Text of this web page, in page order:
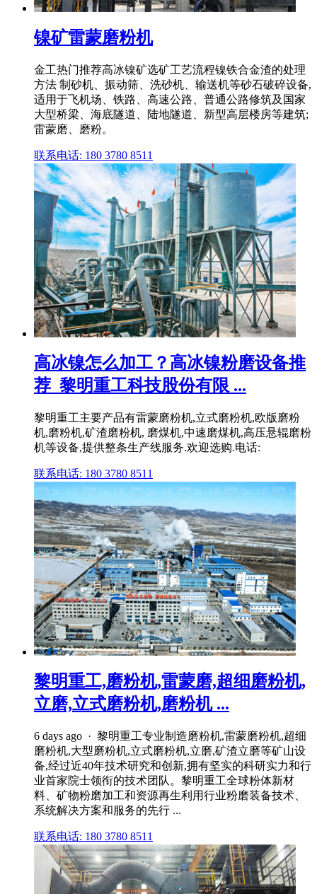
镍矿雷蒙磨粉机
金工热门推荐高冰镍矿选矿工艺流程镍铁合金渣的处理
方法 制砂机、振动筛、洗砂机、输送机等砂石破碎设备,
适用于飞机场、铁路、高速公路、普通公路修筑及国家
大型桥梁、海底隧道、陆地隧道、新型高层楼房等建筑;
雷蒙磨、磨粉。
联系电话: 180 3780 8511
高冰镍怎么加工？高冰镍粉磨设备推
荐_黎明重工科技股份有限 ...
黎明重工主要产品有雷蒙磨粉机,立式磨粉机,欧版磨粉
机,磨粉机,矿渣磨粉机, 磨煤机,中速磨煤机,高压悬辊磨粉
机等设备,提供整条生产线服务.欢迎选购.电话:
联系电话: 180 3780 8511
黎明重工,磨粉机,雷蒙磨,超细磨粉机,
立磨,立式磨粉机,磨粉机 ...
6 days ago · 黎明重工专业制造磨粉机,雷蒙磨粉机,超细
磨粉机,大型磨粉机,立式磨粉机,立磨,矿渣立磨等矿山设
备,经过近40年技术研究和创新,拥有坚实的科研实力和行
业首家院士领衔的技术团队。黎明重工全球粉体新材
料、矿物粉磨加工和资源再生利用行业粉磨装备技术、
系统解决方案和服务的先行 ...
联系电话: 180 3780 8511